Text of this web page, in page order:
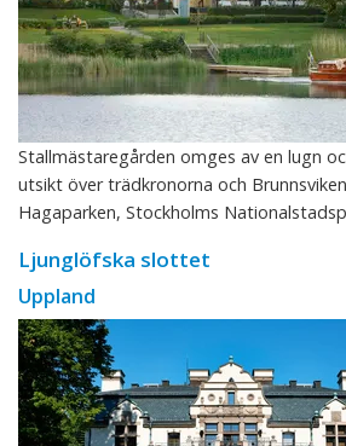
Stallmästaregården omges av en lugn
utsikt över trädkronorna och
Hagaparken, Stockholms
Ljunglöfska slottet
Uppland